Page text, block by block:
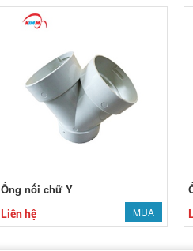
Ống nối chữ Y
Liên hệ MUA